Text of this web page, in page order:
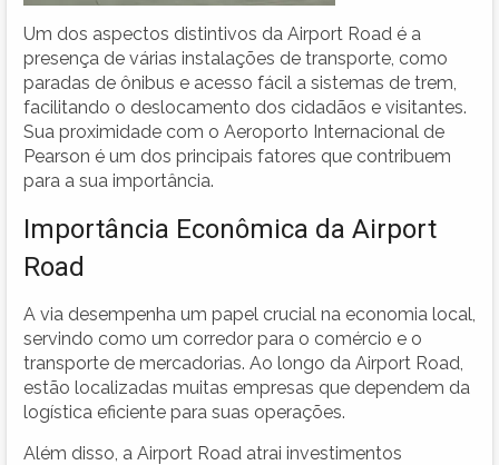
Um dos aspectos distintivos da Airport Road é a
presença de várias instalações de transporte, como
paradas de ônibus e acesso fácil a sistemas de trem,
facilitando o deslocamento dos cidadãos e visitantes.
Sua proximidade com o Aeroporto Internacional de
Pearson é um dos principais fatores que contribuem
para a sua importância.
Importância Econômica da Airport
Road
A via desempenha um papel crucial na economia local,
servindo como um corredor para o comércio e o
transporte de mercadorias. Ao longo da Airport Road,
estão localizadas muitas empresas que dependem da
logística eficiente para suas operações.
Além disso, a Airport Road atrai investimentos